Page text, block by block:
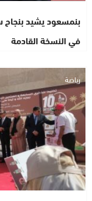
بنمسعود يشيد بنجاح
في النسخة القادمة
رياضة